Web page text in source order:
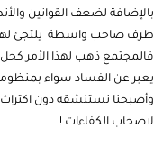
بالإضافة لضعف القوانين
طرف صاحب واسطة يلتجئ لها
فالمجتمع ذهب لهذا الأمر
يعبر عن الفساد سواء بمنظومة
وأصبحنا نستنشقه دون
لاصحاب الكفاءات !